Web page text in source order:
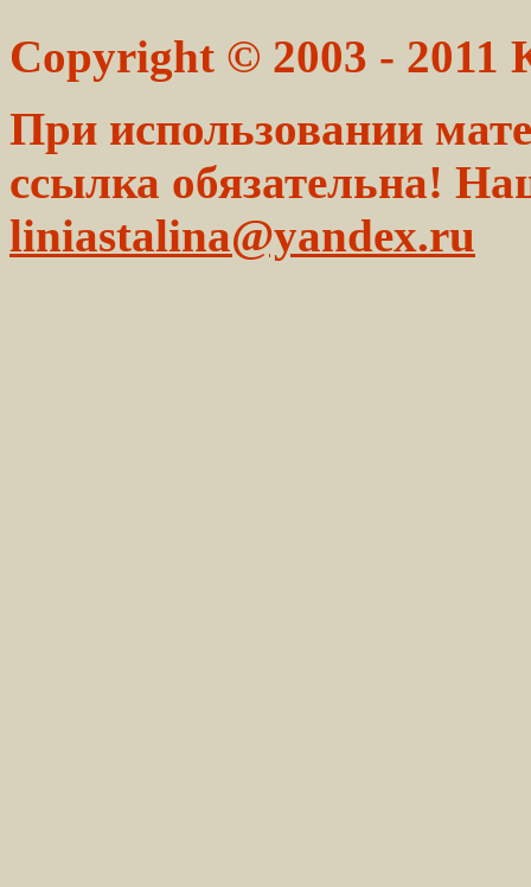
Copyright © 2003 - 2011
При использовании
ссылка обязательна!
liniastalina@yandex.ru